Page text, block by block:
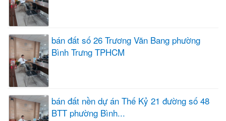
bán đất số 26 Trương Văn Bang phường
Bình Trưng TPHCM
bán đất nền dự án Thế Kỷ 21 đường số 48
BTT phường Bình...